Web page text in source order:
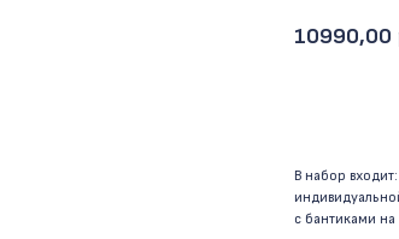
10990,00
В набор
с бантиками на